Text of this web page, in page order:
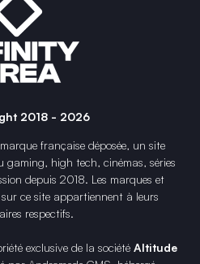
2018 - 2026
marque française déposée, un site
high tech, cinémas, séries
depuis 2018. Les marques et
ce site appartiennent à leurs
respectifs.
exclusive de la société Altitude